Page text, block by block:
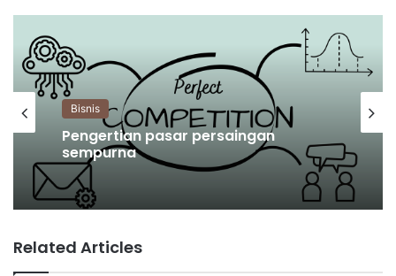
Bisnis
Pengertian pasar persaingan
sempurna
Related Articles